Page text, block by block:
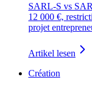
SARL-S vs
12 000 €,
projet
Artikel lesen
Création